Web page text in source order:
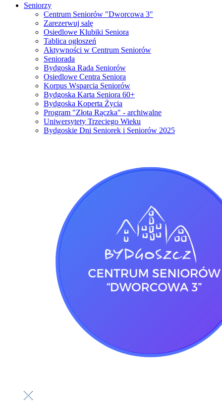
Seniorzy
Centrum Seniorów "Dworcowa 3"
Zarezerwuj salę
Osiedlowe Klubiki Seniora
Tablica ogłoszeń
Aktywności w Centrum Seniorów
Seniorada
Bydgoska Rada Seniorów
Osiedlowe Centra Seniora
Korpus Wsparcia Seniorów
Bydgoska Karta Seniora 60+
Bydgoska Koperta Życia
Program "Złota Rączka" - archiwalne
Uniwersytety Trzeciego Wieku
Bydgoskie Dni Seniorek i Seniorów 2025